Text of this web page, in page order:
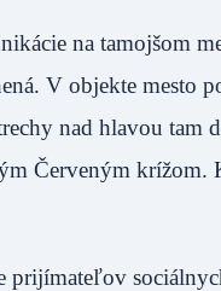
na tamojšom
V objekte mesto
nad hlavou tam
Červeným
prijímateľov